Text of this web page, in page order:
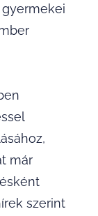
már
szerint